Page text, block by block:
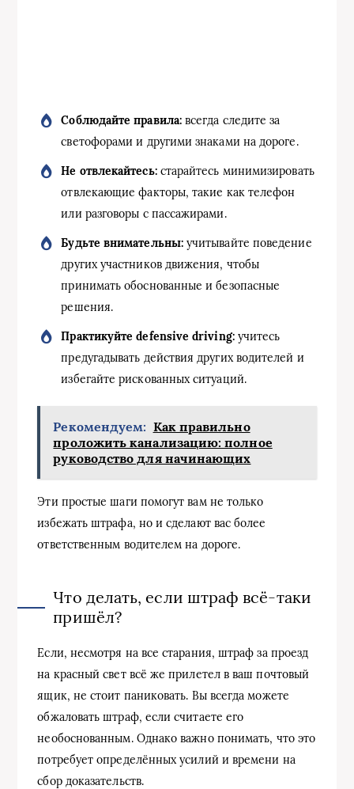
Соблюдайте правила:всегда следите за
светофорами и другими знаками на дороге.
Не отвлекайтесь:старайтесь минимизировать
отвлекающие факторы, такие как телефон
или разговоры с пассажирами.
Будьте внимательны:учитывайте поведение
других участников движения, чтобы
принимать обоснованные и безопасные
решения.
Практикуйте defensive driving:учитесь
предугадывать действия других водителей и
избегайте рискованных ситуаций.
Рекомендуем: Как правильно
проложить канализацию: полное
руководство для начинающих
Эти простые шаги помогут вам не только
избежать штрафа, но и сделают вас более
ответственным водителем на дороге.
Что делать, если штраф всё-таки
пришёл?
Если, несмотря на все старания, штраф за проезд
на красный свет всё же прилетел в ваш почтовый
ящик, не стоит паниковать. Вы всегда можете
обжаловать штраф, если считаете его
необоснованным. Однако важно понимать, что это
потребует определённых усилий и времени на
сбор доказательств.